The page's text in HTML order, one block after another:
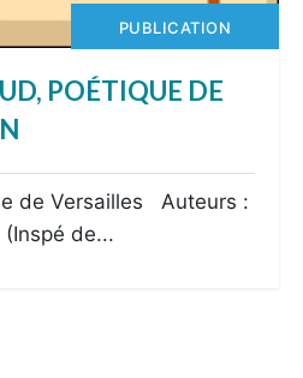
PUBLICATION
POÉTIQUE DE
de Versailles Auteurs :
de...